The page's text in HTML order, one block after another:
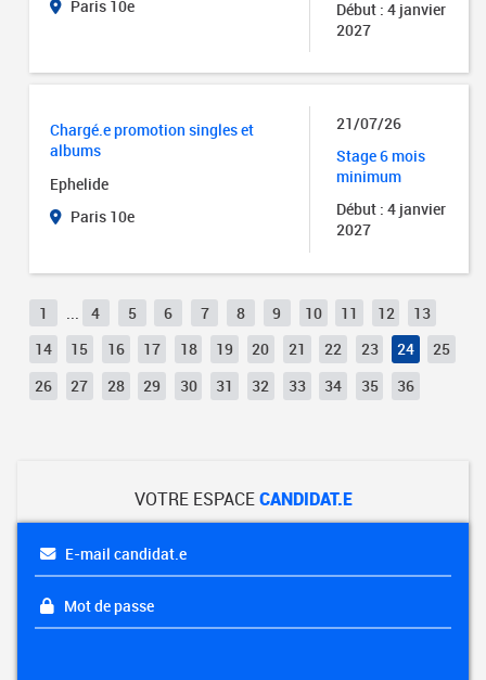
Paris 10e
Début : 4 janvier
2027
Chargé.e promotion singles et
albums
Ephelide
Paris 10e
21/07/26
Stage 6 mois
minimum
Début : 4 janvier
2027
1 4 5 6 7 8 9 10 11 12
13
14
15 16 17 18 19 20 21 22 23 24
25
26
27 28 29 30 31 32 33 34 35 36
VOTRE ESPACECANDIDAT.E
E-mail candidat.e
Mot de passe